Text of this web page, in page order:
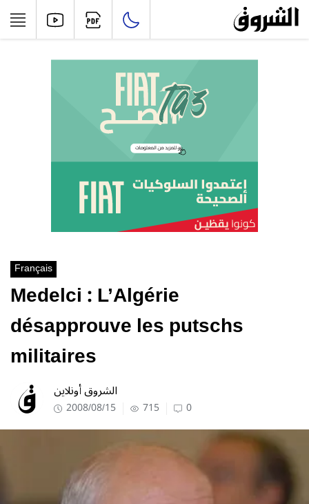
Français
Medelci : L’Algérie
désapprouve les putschs
militaires
الشروق أونلاين
2008/08/15 715 0